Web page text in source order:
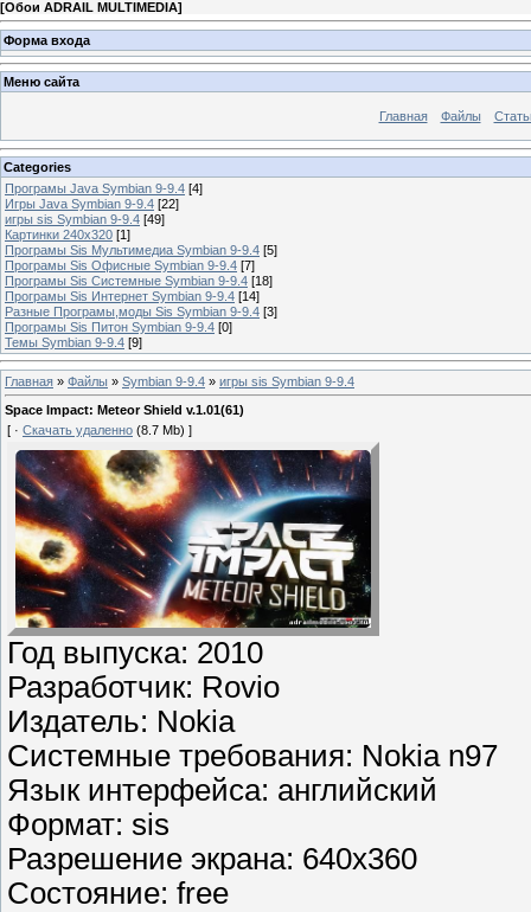
[Обои ADRAIL MULTIMEDIA]
Форма входа
Меню сайта
Главная Файлы
Categories
Програмы Java Symbian 9-9.4 [4]
Игры Java Symbian 9-9.4 [22]
игры sis Symbian 9-9.4 [49]
Картинки 240x320 [1]
Програмы Sis Мультимедиа Symbian 9-9.4 [5]
Програмы Sis Офисные Symbian 9-9.4 [7]
Програмы Sis Системные Symbian 9-9.4 [18]
Програмы Sis Интернет Symbian 9-9.4 [14]
Разные Програмы,моды Sis Symbian 9-9.4 [3]
Програмы Sis Питон Symbian 9-9.4 [0]
Темы Symbian 9-9.4 [9]
Главная » Файлы » Symbian 9-9.4 » игры sis Symbian 9-9.4
Space Impact: Meteor Shield v.1.01(61)
[ · Скачать удаленно (8.7 Mb) ]
Год выпуска: 2010
Разработчик: Rovio
Издатель: Nokia
Системные требования: Nokia n97
Язык интерфейса: английский
Формат: sis
Разрешение экрана: 640х360
Состояние: free